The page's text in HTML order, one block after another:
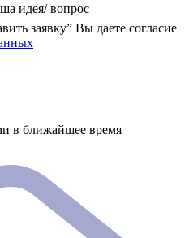
идея/ вопрос
заявку” Вы даете согласие
заявку” Вы даете согласие
в ближайшее время